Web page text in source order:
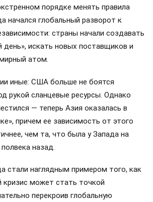
порядке менять правила
начался глобальный разворот к
страны начали создавать
день», искать новых поставщиков и
атом.
иные: США больше не боятся
рукой сланцевые ресурсы. Однако
— теперь Азия оказалась в
причем ее зависимость от этого
чем та, что была у Запада на
назад.
стали наглядным примером того, как
может стать точкой
перекроив глобальную